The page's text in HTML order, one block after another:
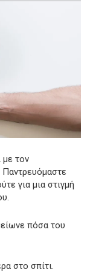
με τον
Παντρευόμαστε
για μια στιγμή
πόσα του
στο σπίτι.